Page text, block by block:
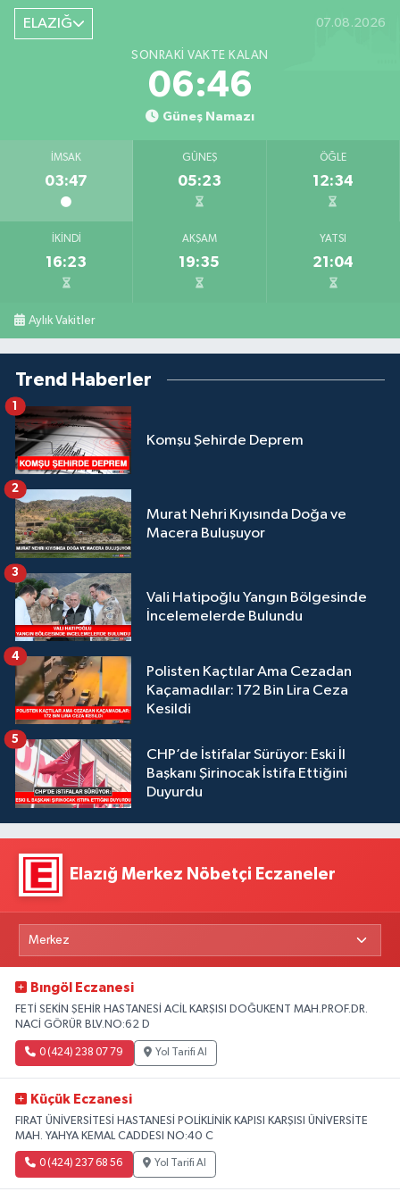
ELAZIĞ 07.08.2026
SONRAKI VAKTE KALAN
06:45
Güneş Namazı
İMSAK
03:47
GÜNEŞ
05:23
ÖĞLE
12:34
İKINDI
16:23
AKŞAM
19:35
YATSI
21:04
Aylık Vakitler
Trend Haberler
Komşu Şehirde Deprem
1
Murat Nehri Kıyısında Doğa ve
Macera Buluşuyor
2
Vali Hatipoğlu Yangın Bölgesinde
İncelemelerde Bulundu
3
Polisten Kaçtılar Ama Cezadan
Kaçamadılar: 172 Bin Lira Ceza
Kesildi
4
CHP’de İstifalar Sürüyor: Eski İl
Başkanı Şirinocak İstifa Ettiğini
Duyurdu
5
Elazığ Merkez Nöbetçi Eczaneler
Bıngöl Eczanesi
FETİ SEKİN ŞEHİR HASTANESİ ACİL KARŞISI DOĞUKENT MAH.PROF.DR.
NACİ GÖRÜR BLV.NO:62 D
0 (424) 238 07 79 Yol Tarifi Al
Küçük Eczanesi
FIRAT ÜNİVERSİTESİ HASTANESİ POLİKLİNİK KAPISI KARŞISI ÜNİVERSİTE
MAH. YAHYA KEMAL CADDESI NO:40 C
0 (424) 237 68 56 Yol Tarifi Al